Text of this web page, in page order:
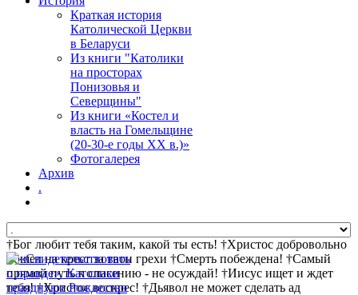
Краткая история
Католической Церкви
в Беларуси
Из книги "Католики
на просторах
Понизовья и
Северщины"
Из книги «Костел и
власть на Гомельщине
(20-30-е годы ХХ в.)»
Фотогалерея
Архив
.
†Бог любит тебя таким, какой ты есть! †Христос добровольно
пошел на крест за твои грехи †Смерть побеждена! †Самый
прямой путь к спасению - не осуждай! †Иисус ищет и ждет
тебя! †Христос воскрес! †Дьявол не может сделать ад